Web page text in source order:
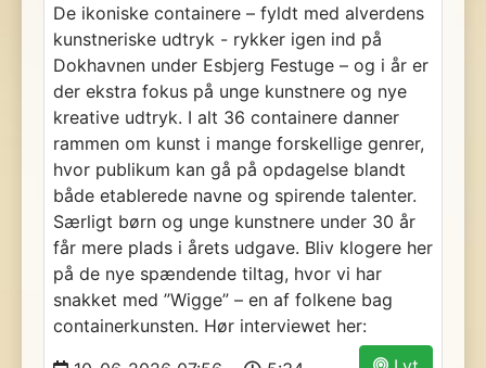
De ikoniske containere – fyldt med alverdens
kunstneriske udtryk - rykker igen ind på
Dokhavnen under Esbjerg Festuge – og i år er
der ekstra fokus på unge kunstnere og nye
kreative udtryk. I alt 36 containere danner
rammen om kunst i mange forskellige genrer,
hvor publikum kan gå på opdagelse blandt
både etablerede navne og spirende talenter.
Særligt børn og unge kunstnere under 30 år
får mere plads i årets udgave. Bliv klogere her
på de nye spændende tiltag, hvor vi har
snakket med ”Wigge” – en af folkene bag
containerkunsten. Hør interviewet her: